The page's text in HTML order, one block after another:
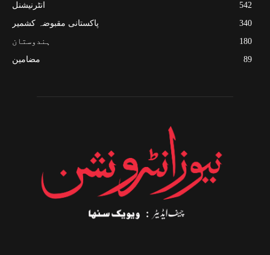
انٹرنیشنل
542
پاکستانی مقبوضہ کشمیر
340
ہندوستان
180
مضامین
89